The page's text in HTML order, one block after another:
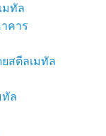
มทัล
คาร
สตีลเมทัล
ทัล